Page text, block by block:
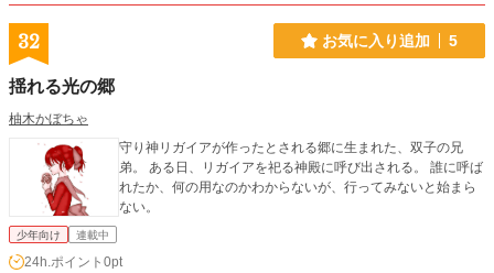
32 お気に入り追加 5
揺れる光の郷
柚木かぼちゃ
守り神リガイアが作ったとされる郷に生まれた、双子の兄
弟。 ある日、リガイアを祀る神殿に呼び出される。 誰に呼ば
れたか、何の用なのかわからないが、行ってみないと始まら
ない。
少年向け 連載中
24h.ポイント 0pt